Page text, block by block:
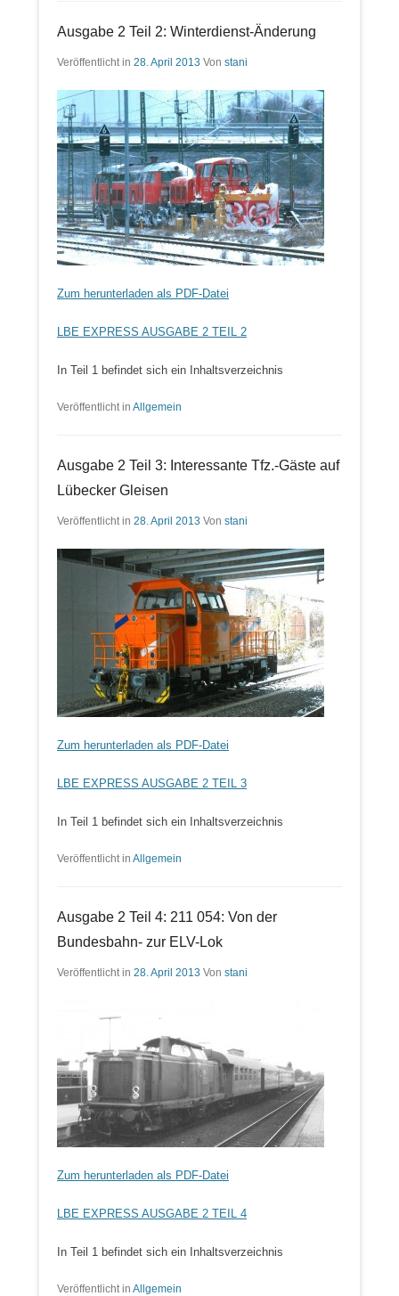
Ausgabe 2 Teil 2: Winterdienst-Änderung
Veröffentlicht in 28. April 2013 Von stani
Zum herunterladen als PDF-Datei
LBE EXPRESS AUSGABE 2 TEIL 2
In Teil 1 befindet sich ein Inhaltsverzeichnis
Veröffentlicht in Allgemein
Ausgabe 2 Teil 3: Interessante Tfz.-Gäste auf
Lübecker Gleisen
Veröffentlicht in 28. April 2013 Von stani
Zum herunterladen als PDF-Datei
LBE EXPRESS AUSGABE 2 TEIL 3
In Teil 1 befindet sich ein Inhaltsverzeichnis
Veröffentlicht in Allgemein
Ausgabe 2 Teil 4: 211 054: Von der
Bundesbahn- zur ELV-Lok
Veröffentlicht in 28. April 2013 Von stani
Zum herunterladen als PDF-Datei
LBE EXPRESS AUSGABE 2 TEIL 4
In Teil 1 befindet sich ein Inhaltsverzeichnis
Veröffentlicht in Allgemein